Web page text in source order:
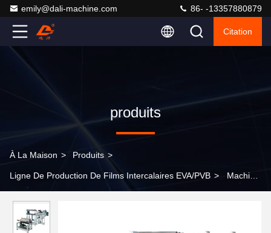
emily@dali-machine.com 86- -13357880879
Citation
produits
À La Maison > Produits >
Ligne De Production De Films Intercalaires EVA/PVB > Machine
polymère EVA 140 kg/h